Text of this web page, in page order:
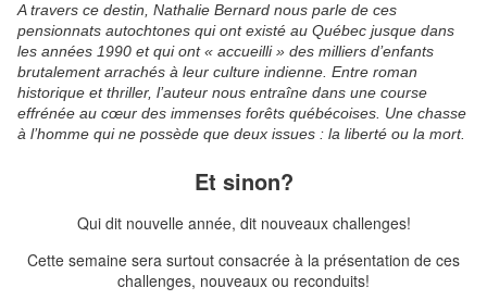
A travers ce destin, Nathalie Bernard nous parle de ces
pensionnats autochtones qui ont existé au Québec jusque dans
les années 1990 et qui ont « accueilli » des milliers d’enfants
brutalement arrachés à leur culture indienne. Entre roman
historique et thriller, l’auteur nous entraîne dans une course
effrénée au cœur des immenses forêts québécoises. Une chasse
à l’homme qui ne possède que deux issues : la liberté ou la mort.
Et sinon?
Qui dit nouvelle année, dit nouveaux challenges!
Cette semaine sera surtout consacrée à la présentation de ces
challenges, nouveaux ou reconduits!